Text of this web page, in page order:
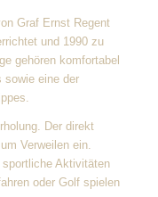
Graf Ernst Regent
und 1990 zu
gehören komfortabel
sowie eine der
Der direkt
Verweilen ein.
Aktivitäten
oder Golf spielen